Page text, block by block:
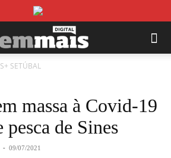
SETÚBAL
massa à Covid-19
de Sines
- 09/07/2021